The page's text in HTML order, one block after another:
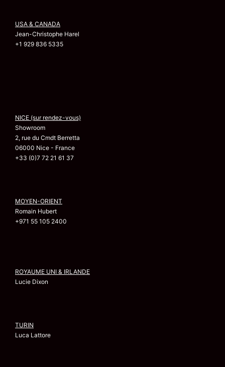
USA & CANADA
Jean-Christophe Harel
+1 929 836 5335
NICE (sur rendez-vous)
Showroom
2, rue du Cmdt Berretta
06000 Nice - France
+33 (0)7 72 21 61 37
MOYEN-ORIENT
Romain Hubert
+971 55 105 2400
ROYAUME UNI & IRLANDE
Lucie Dixon
TURIN
Luca Lattore